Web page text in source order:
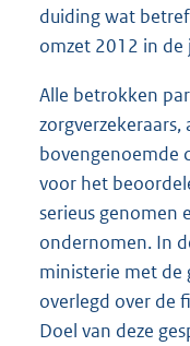
duiding wat
omzet 2012 in
Alle betrokken
zorgverzekeraars,
bovengenoemde
voor het
serieus genomen
ondernomen. In
ministerie met de
overlegd over de
Doel van deze